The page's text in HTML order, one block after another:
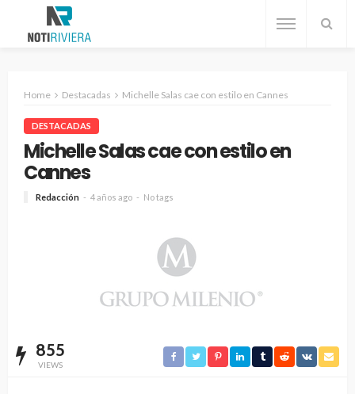
Home Destacadas Michelle Salas cae con estilo en Cannes
DESTACADAS
Michelle Salas cae con estilo en
Cannes
Redacción 4 años ago No tags
855
VIEWS